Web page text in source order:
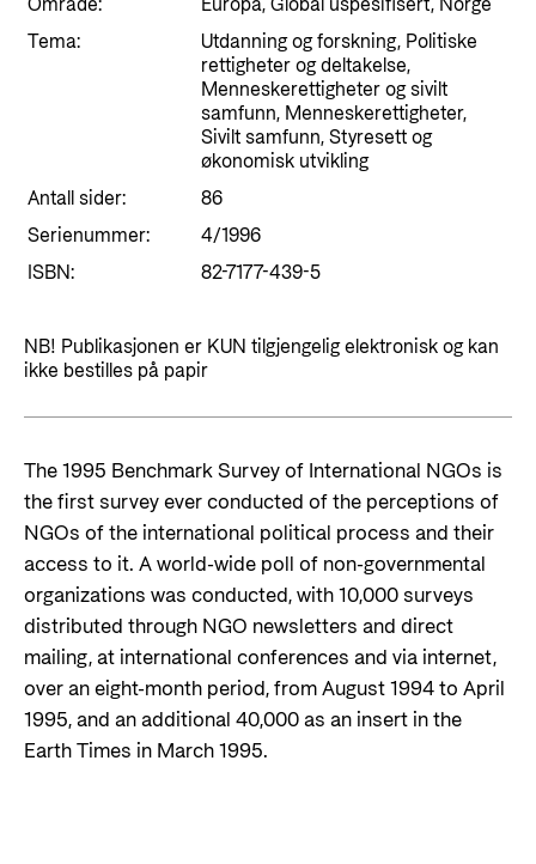
Styresett og økonomisk utvikling
For næringslivet
Statsgarantiordningen for investeringer i
Norad - Partnerskap med privat sektor
Nyttige lenker
Partnerfordeling
Evalueringer (Norec)
Kontakt oss
Norads Varslingstjeneste
Logo
Tema:
Utdanning og forskning, Politiske
rettigheter og deltakelse,
Menneskerettigheter og sivilt
samfunn, Menneskerettigheter,
Sivilt samfunn, Styresett og
økonomisk utvikling
Antall sider:
86
Serienummer:
4/1996
ISBN:
82-7177-439-5
NB! Publikasjonen er KUN tilgjengelig elektronisk og kan
ikke bestilles på papir
The 1995 Benchmark Survey of International NGOs is
the first survey ever conducted of the perceptions of
NGOs of the international political process and their
access to it. A world-wide poll of non-governmental
organizations was conducted, with 10,000 surveys
distributed through NGO newsletters and direct
mailing, at international conferences and via internet,
over an eight-month period, from August 1994 to April
1995, and an additional 40,000 as an insert in the
Earth Times in March 1995.